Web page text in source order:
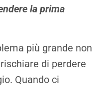
la prima
più grande non
di perdere
Quando ci